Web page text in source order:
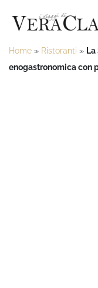
Home » Ristoranti » La
enogastronomica con